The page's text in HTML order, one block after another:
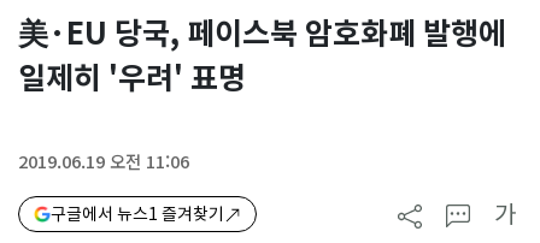
美·EU 당국, 페이스북 암호화폐 발행에
일제히 '우려' 표명
2019.06.19 오전 11:06
구글에서 뉴스1 즐겨찾기 가